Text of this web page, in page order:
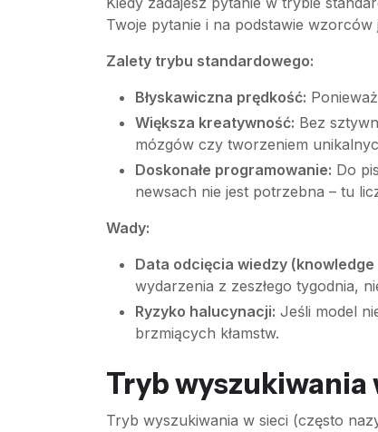
Twoje pytanie i na podstawie
Zalety trybu standardowego:
Błyskawiczna prędkość:
Większa kreatywność: Bez
mózgów czy tworzeniem
Doskonałe programowanie: Do
newsach nie jest potrzebna – tu
Wady:
Data odcięcia wiedzy
wydarzenia z zeszłego tygodnia,
Ryzyko halucynacji: Jeśli model
brzmiących kłamstw.
Tryb wyszukiwania
Tryb wyszukiwania w sieci (często